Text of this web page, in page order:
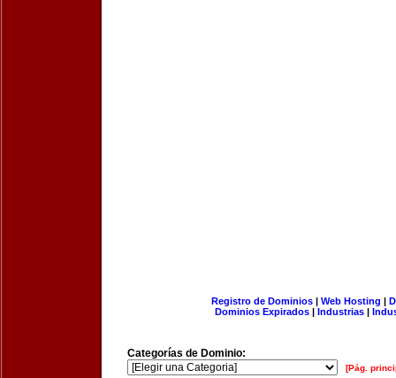
Registro de Dominios| Web Hosting |
Dominios Expirados | Industrias |
Categorías de Dominio:
[Pág.